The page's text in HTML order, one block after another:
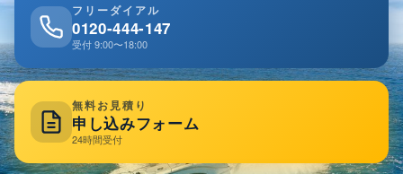
フリーダイアル
0120-444-147
受付 9:00〜18:00
無料お見積り
申し込みフォーム
24時間受付